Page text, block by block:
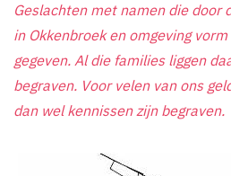
Geslachten met namen die door
in Okkenbroek en omgeving
gegeven. Al die families liggen
begraven. Voor velen van ons
dan wel kennissen zijn begraven.